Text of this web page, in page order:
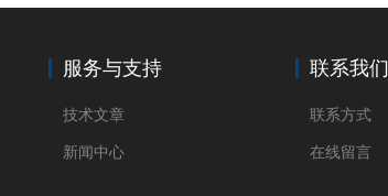
服务与支持
技术文章
新闻中心
联系我们
联系方式
在线留言